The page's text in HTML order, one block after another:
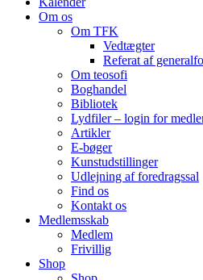
Om os
Om TFK
Vedtægter
Referat af
Om teosofi
Boghandel
Bibliotek
Lydfiler – login for
Artikler
E-bøger
Kunstudstillinger
Udlejning af foredragssal
Find os
Kontakt os
Medlemsskab
Medlem
Frivillig
Shop